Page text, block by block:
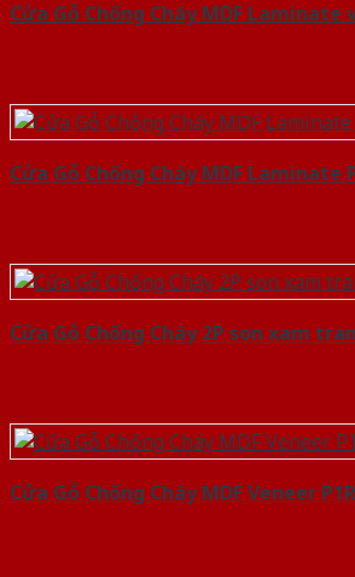
Cửa Gỗ Chống Cháy MDF Laminate
Cửa Gỗ Chống Cháy MDF Laminate
Cửa Gỗ Chống Cháy 2P son xam
Cửa Gỗ Chống Cháy MDF Veneer